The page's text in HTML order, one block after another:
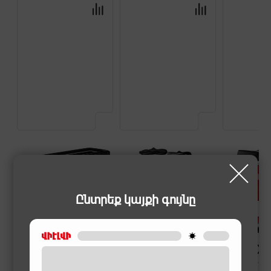
Ընտրեք կայքի գույնը